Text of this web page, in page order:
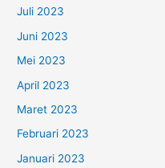
Juli 2023
Juni 2023
Mei 2023
April 2023
Maret 2023
Februari 2023
Januari 2023